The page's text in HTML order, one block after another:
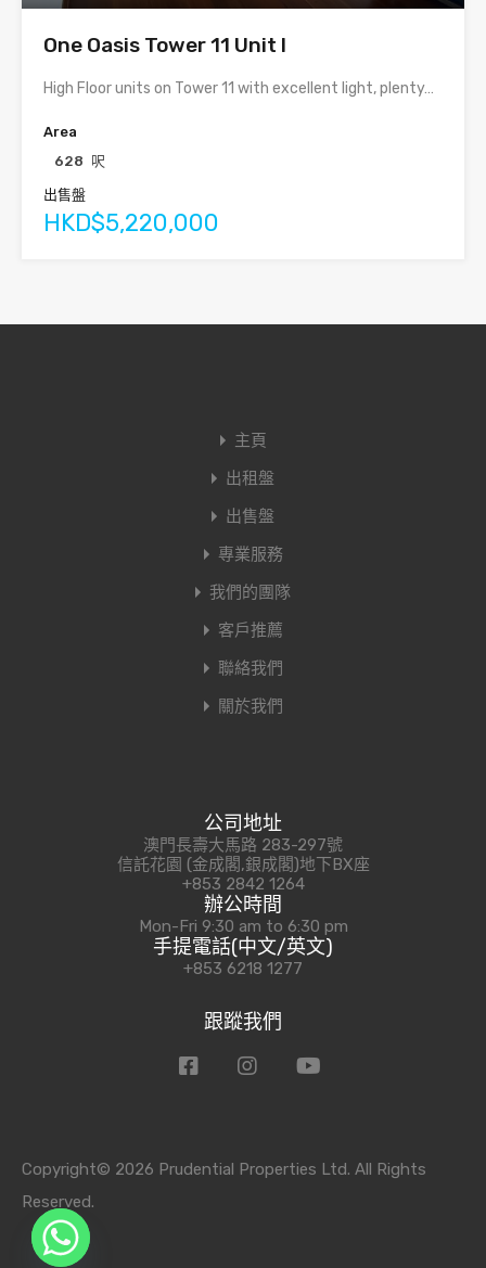
One Oasis Tower 11 Unit I
High Floor units on Tower 11 with excellent light, plenty…
Area
628
呎
出售盤
HKD$5,220,000
主頁
出租盤
出售盤
專業服務
我們的團隊
客戶推薦
聯絡我們
關於我們
公司地址
澳門長壽大馬路 283-297號
信託花園 (金成閣,銀成閣)地下BX座
+853 2842 1264
辦公時間
Mon-Fri 9:30 am to 6:30 pm
手提電話(中文/英文)
+853 6218 1277
跟蹤我們
Copyright© 2026 Prudential Properties Ltd. All Rights
Reserved.